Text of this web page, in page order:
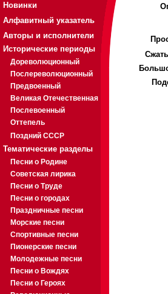
Новинки
Алфавитный указатель
Авторы и исполнители
Исторические периоды
Дореволюционный
Послереволюционный
Предвоенный
Великая Отечественная
Послевоенный
Оттепель
Поздний СССР
Тематические разделы
Песни о Родине
Советская лирика
Песни о Труде
Песни о городах
Праздничные песни
Морские песни
Спортивные песни
Пионерские песни
Молодежные песни
Песни о Вождях
Песни о Героях